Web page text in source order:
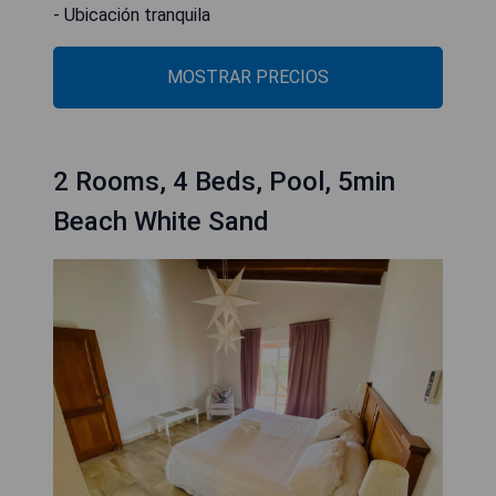
- Ubicación tranquila
MOSTRAR PRECIOS
2 Rooms, 4 Beds, Pool, 5min
Beach White Sand